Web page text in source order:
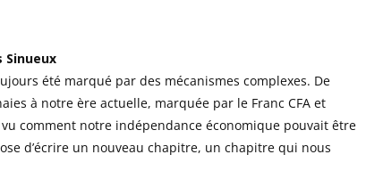
Sinueux
été marqué par des mécanismes complexes. De
à notre ère actuelle, marquée par le Franc CFA et
vu comment notre indépendance économique pouvait être
d’écrire un nouveau chapitre, un chapitre qui nous